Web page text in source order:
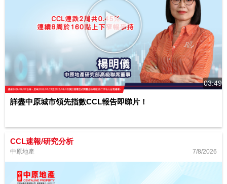
03:49
詳盡中原城市領先指數CCL報告即睇片！
CCL速報/研究分析
中原地產 7/8/2026